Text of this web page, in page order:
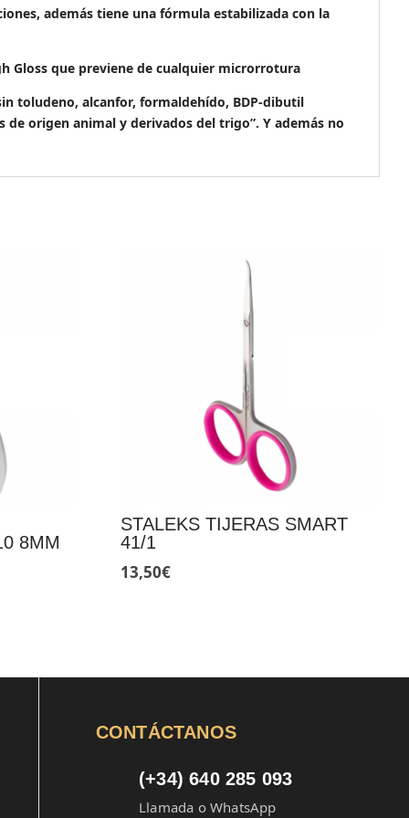
además tiene una fórmula estabilizada con la
Gloss que previene de cualquier microrrotura
“sin toludeno, alcanfor, formaldehído, BDP-dibutil
origen animal y derivados del trigo”. Y además no
8MM
STALEKS TIJERAS SMART
41/1
13,50€
CONTÁCTANOS
(+34) 640 285 093
Llamada o WhatsApp